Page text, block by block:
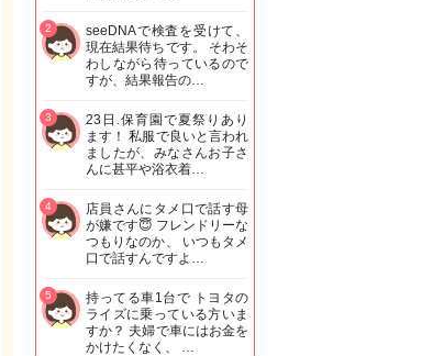
seeDNAで検査を受けて、
現在結果待ちです。 そわそ
わしながら待っているので
すが、結果報告の…
2
23日.保育園で夏祭りあり
ます！ 私服で良いと言われ
ましたが、みなさんお子さ
んに甚平や浴衣着…
3
店員さんにタメ口で話す母
が嫌です😇 フレンドリーな
つもりなのか、 いつもタメ
口で話すんですよ…
4
持ってる車1台で トヨタの
ライズに乗っている方いま
すか？ 夫婦で車にはお金を
かけたくなく、 …
5